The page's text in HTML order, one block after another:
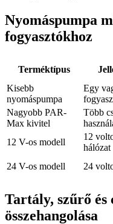
Nyomáspumpa
fogyasztókhoz
Terméktípus
Kisebb
nyomáspumpa
Egy
Nagyobb PAR-
Max kivitel
Több
12 V-os modell
12
hálózat
24 V-os modell
24
Tartály, szűrő és
összehangolása